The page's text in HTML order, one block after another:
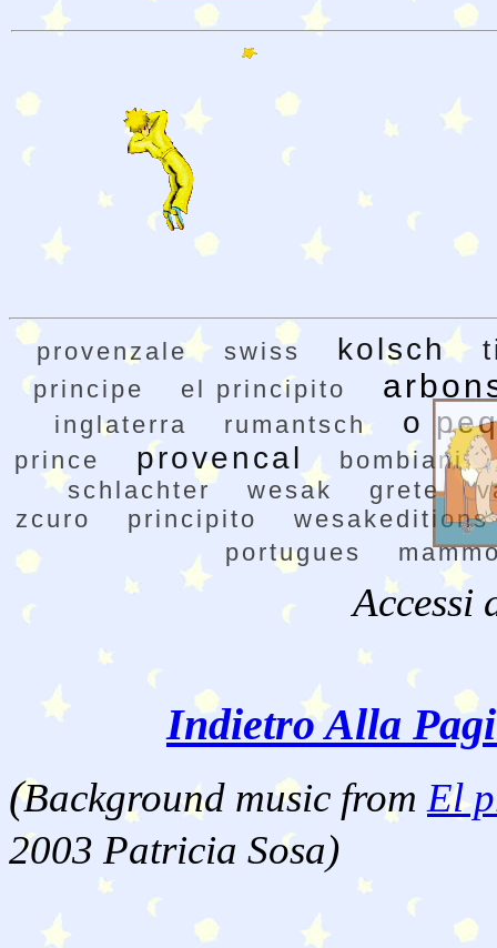
provenzale swiss kolsch
principe el principito
inglaterra rumantsch o
prince provencal
bombiani
schlachter
wesak grete
zcuro
principito
wesakeditions
portugues
Accessi
Indietro Alla
(Background music from El
2003 Patricia Sosa)